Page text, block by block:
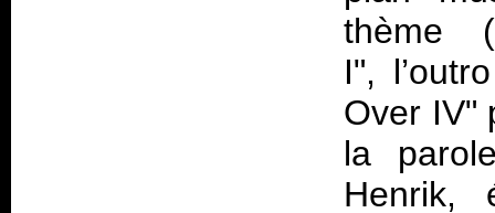
thème
I",
Over IV"
la
Henrik,